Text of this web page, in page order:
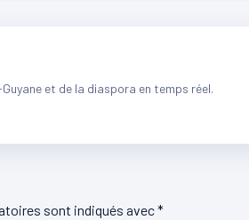
et de la diaspora en temps réel.
sont indiqués avec*